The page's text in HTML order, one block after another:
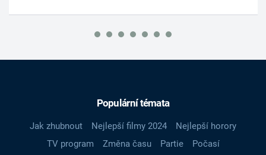
Populární témata
Jak zhubnout Nejlepší filmy 2024
Nejlepší horory
TV program
Změna času Partie
Počasí